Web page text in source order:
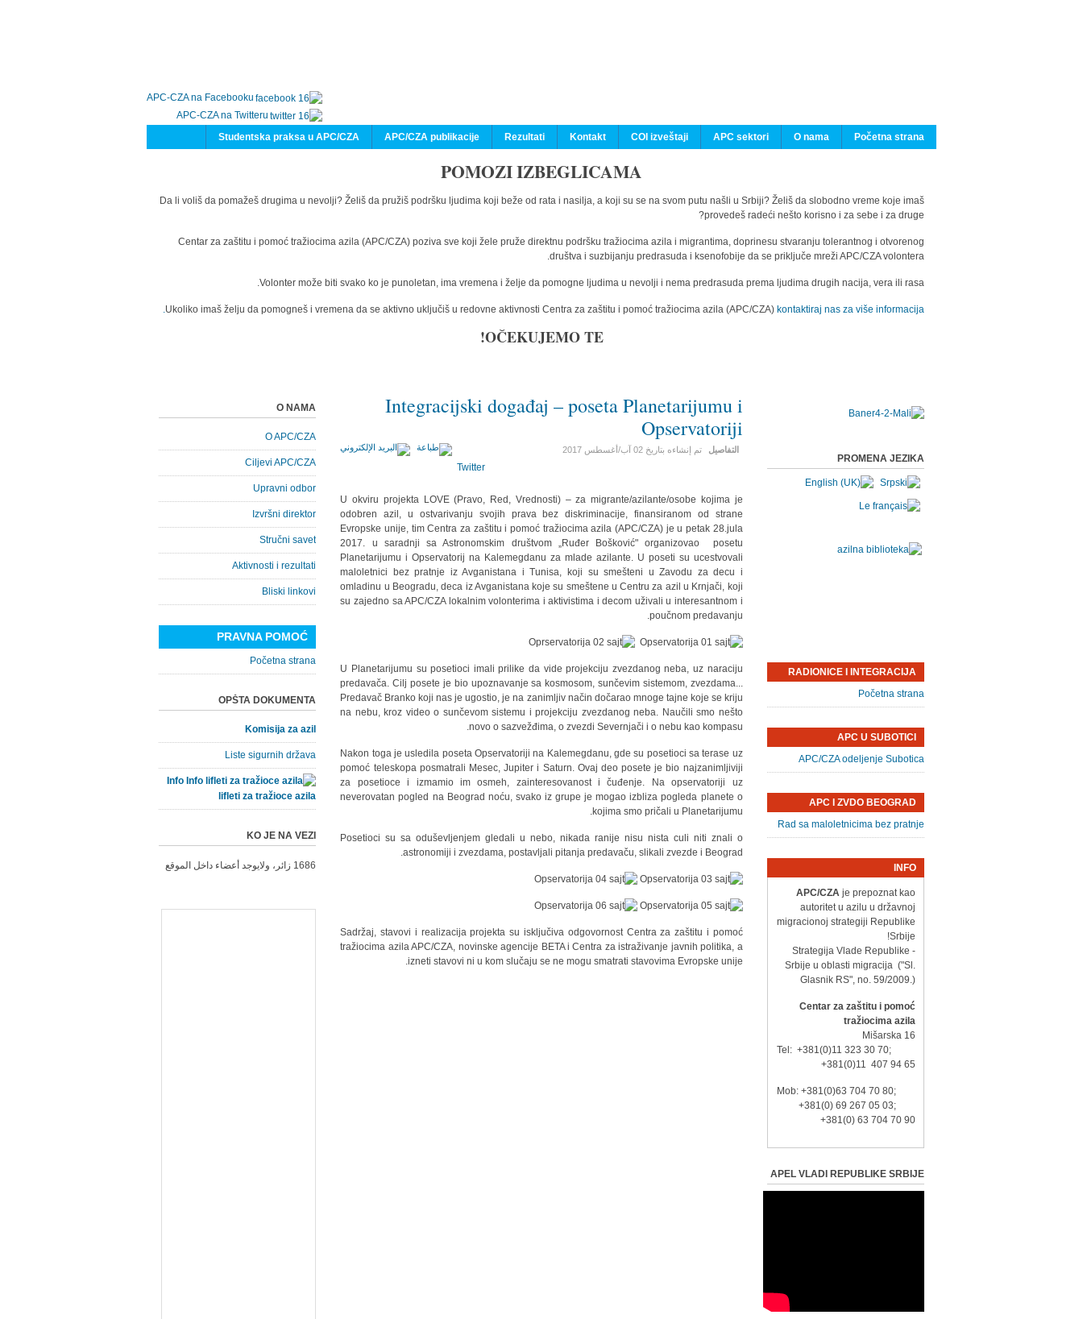
APC-CZA na Facebooku
APC-CZA na Twitteru
Početna strana
O nama
APC sektori
COI izveštaji
Kontakt
Rezultati
APC/CZA publikacije
Studentska praksa u APC/CZA
POMOZI IZBEGLICAMA
Da li voliš da pomažeš drugima u nevolji? Želiš da pružiš podršku ljudima koji beže od rata i nasilja, a koji su se na svom putu našli u Srbiji? Želiš da slobodno vreme koje imaš
provedeš radeći nešto korisno i za sebe i za druge?
Centar za zaštitu i pomoć tražiocima azila (APC/CZA) poziva sve koji žele pruže direktnu podršku tražiocima azila i migrantima, doprinesu stvaranju tolerantnog i otvorenog
društva i suzbijanju predrasuda i ksenofobije da se priključe mreži APC/CZA volontera.
Volonter može biti svako ko je punoletan, ima vremena i želje da pomogne ljudima u nevolji i nema predrasuda prema ljudima drugih nacija, vera ili rasa.
Ukoliko imaš želju da pomogneš i vremena da se aktivno uključiš u redovne aktivnosti Centra za zaštitu i pomoć tražiocima azila (APC/CZA) kontaktiraj nas za više informacija.
OČEKUJEMO TE!
Integracijski događaj – poseta Planetarijumu i
Opservatoriji
التفاصيل تم إنشاءه بتاريخ02 آب/أغسطس 2017
Twitter
U okviru projekta LOVE (Pravo, Red, Vrednosti) – za migrante/azilante/osobe kojima je
odobren azil, u ostvarivanju svojih prava bez diskriminacije, finansiranom od strane
Evropske unije, tim Centra za zaštitu i pomoć tražiocima azila (APC/CZA) je u petak 28.jula
2017. u saradnji sa Astronomskim društvom „Ruđer Bošković" organizovao posetu
Planetarijumu i Opservatorij na Kalemegdanu za mlade azilante. U poseti su ucestvovali
maloletnici bez pratnje iz Avganistana i Tunisa, koji su smešteni u Zavodu za decu i
omladinu u Beogradu, deca iz Avganistana koje su smeštene u Centru za azil u Krnjači, koji
su zajedno sa APC/CZA lokalnim volonterima i aktivistima i decom uživali u interesantnom i
poučnom predavanju.
U Planetarijumu su posetioci imali prilike da vide projekciju zvezdanog neba, uz naraciju
predavača. Cilj posete je bio upoznavanje sa kosmosom, sunčevim sistemom, zvezdama...
Predavač Branko koji nas je ugostio, je na zanimljiv način dočarao mnoge tajne koje se kriju
na nebu, kroz video o sunčevom sistemu i projekciju zvezdanog neba. Naučili smo nešto
novo o sazvežđima, o zvezdi Severnjači i o nebu kao kompasu.
Nakon toga je usledila poseta Opservatoriji na Kalemegdanu, gde su posetioci sa terase uz
pomoć teleskopa posmatrali Mesec, Jupiter i Saturn. Ovaj deo posete je bio najzanimljiviji
za posetioce i izmamio im osmeh, zainteresovanost i čuđenje. Na opservatoriji uz
neverovatan pogled na Beograd noću, svako iz grupe je mogao izbliza pogleda planete o
kojima smo pričali u Planetarijumu.
Posetioci su sa oduševljenjem gledali u nebo, nikada ranije nisu nista culi niti znali o
astronomiji i zvezdama, postavljali pitanja predavaču, slikali zvezde i Beograd.
Sadržaj, stavovi i realizacija projekta su isključiva odgovornost Centra za zaštitu i pomoć
tražiocima azila APC/CZA, novinske agencije BETA i Centra za istraživanje javnih politika, a
izneti stavovi ni u kom slučaju se ne mogu smatrati stavovima Evropske unije.
O NAMA
O APC/CZA
Ciljevi APC/CZA
Upravni odbor
Izvršni direktor
Stručni savet
Aktivnosti i rezultati
Bliski linkovi
PRAVNA POMOĆ
Početna strana
OPŠTA DOKUMENTA
Komisija za azil
Liste sigurnih država
Info
lifleti za tražioce azila
KO JE NA VEZI
1686 زائر، ولايوجد أعضاء داخل الموقع
PROMENA JEZIKA
RADIONICE I INTEGRACIJA
Početna strana
APC U SUBOTICI
APC/CZA odeljenje Subotica
APC I ZVDO BEOGRAD
Rad sa maloletnicima bez pratnje
INFO
APC/CZA je prepoznat kao
autoritet u azilu u državnoj
migracionoj strategiji Republike
Srbije!
- Strategija Vlade Republike
Srbije u oblasti migracija ("Sl.
Glasnik RS", no. 59/2009.)
Centar za zaštitu i pomoć
tražiocima azila
Mišarska 16
Tel: +381(0)11 323 30 70;
+381(0)11 407 94 65
Mob: +381(0)63 704 70 80;
+381(0) 69 267 05 03;
+381(0) 63 704 70 90
APEL VLADI REPUBLIKE SRBIJE